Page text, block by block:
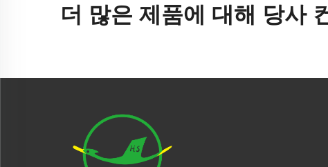
더 많은 제품에 대해 당사